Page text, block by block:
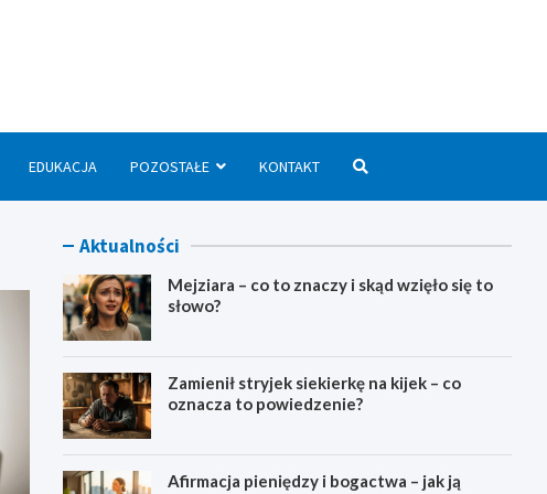
EDUKACJA POZOSTAŁE KONTAKT
Aktualności
Mejziara – co to znaczy i skąd wzięło się to
słowo?
Zamienił stryjek siekierkę na kijek – co
oznacza to powiedzenie?
Afirmacja pieniędzy i bogactwa – jak ją